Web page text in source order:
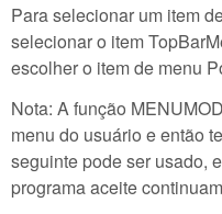
Para selecionar um item
selecionar o item
escolher o item de menu
Nota: A função
menu do usuário e então
seguinte pode ser usado,
programa aceite